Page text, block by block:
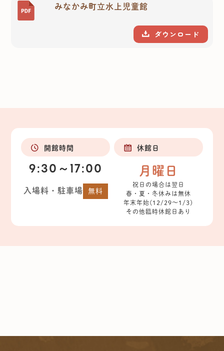
みなかみ町立水上児童館
ダウンロード
開館時間
9:30～17:00
入場料・駐車場 無料
休館日
月曜日
祝日の場合は翌日
春・夏・冬休みは無休
年末年始(12/29～1/3)
その他臨時休館日あり